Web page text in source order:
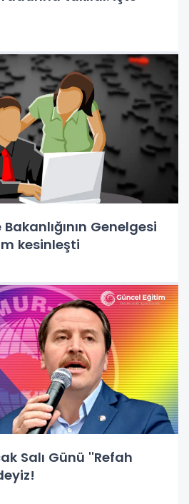
Genelgesi
kesinleşti
Salı Günü ''Refah